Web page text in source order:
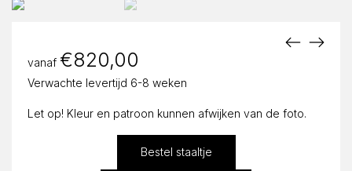
vanaf €820,00
Verwachte levertijd 6-8 weken
Let op! Kleur en patroon kunnen afwijken van de foto.
Bestel staaltje